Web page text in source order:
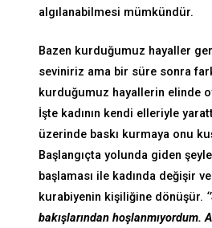
algılanabilmesi mümkündür.
Bazen kurduğumuz hayaller
seviniriz ama bir süre sonra
kurduğumuz hayallerin elinde
İşte kadının kendi elleriyle
üzerinde baskı kurmaya onu
Başlangıçta yolunda giden
başlaması ile kadında değişir
kurabiyenin kişiliğine dönüşür.
bakışlarından hoşlanmıyordum.